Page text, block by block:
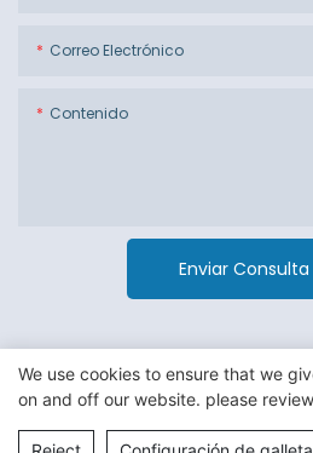
Correo Electrónico
Contenido
Enviar
Copyright © 2026 Guangzhou
Ltd. -Política de
We use cookies to ensure that we
on and off our website. please